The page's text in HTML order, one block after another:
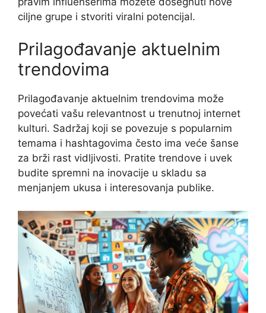
ciljne grupe i stvoriti viralni potencijal.
Prilagođavanje aktuelnim
trendovima
Prilagođavanje aktuelnim trendovima može
povećati vašu relevantnost u trenutnoj internet
kulturi. Sadržaj koji se povezuje s popularnim
temama i hashtagovima često ima veće šanse
za brži rast vidljivosti. Pratite trendove i uvek
budite spremni na inovacije u skladu sa
menjanjem ukusa i interesovanja publike.